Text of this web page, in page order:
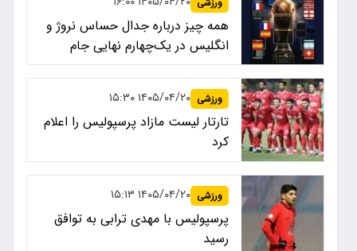
همه چیز درباره جدال حساس نروژ و
انگلیس در یک‌چهارم نهایی جام
جهانی ۲۰۲۶
ورزشی ۱۴۰۵/۰۴/۲۰ ۱۵:۳۰
تارتار لیست مازاد پرسپولیس را اعلام
کرد
ورزشی ۱۴۰۵/۰۴/۲۰ ۱۵:۱۳
پرسپولیس با مهدی ترابی به توافق
رسید